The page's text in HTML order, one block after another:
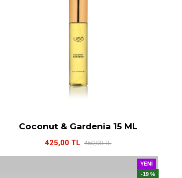
Coconut & Gardenia 15 ML
425,00 TL 450,00 TL
YENI
-19 %